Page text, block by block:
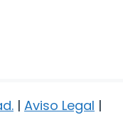
. | Aviso Legal |